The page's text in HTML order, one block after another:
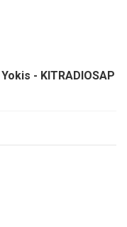
- KITRADIOSAP